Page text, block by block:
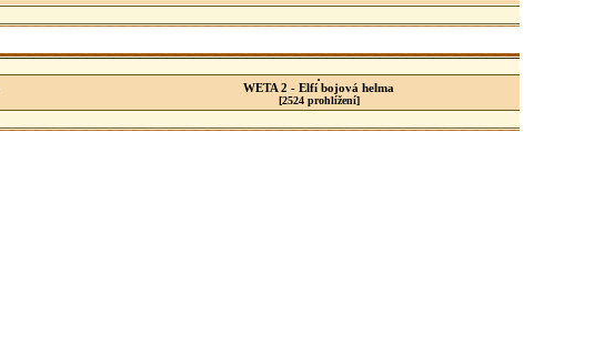
WETA 2 - Elfí bojová helma
[2524 prohlížení]